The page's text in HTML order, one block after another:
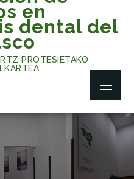
en
dental del
PROTESIETAKO
Menu